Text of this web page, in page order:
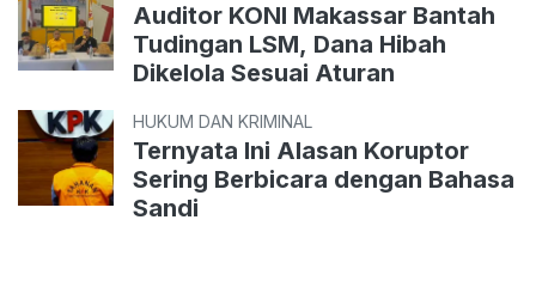
Auditor KONI Makassar Bantah
Tudingan LSM, Dana Hibah
Dikelola Sesuai Aturan
HUKUM DAN KRIMINAL
Ternyata Ini Alasan Koruptor
Sering Berbicara dengan Bahasa
Sandi